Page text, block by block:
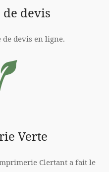
devis
de devis en ligne.
Verte
Clertant a fait le